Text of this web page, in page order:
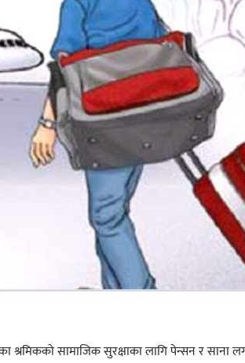
श्रमिकको सामाजिक सुरक्षाका लागि पेन्सन र साना